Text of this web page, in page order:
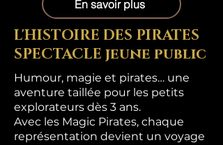
En savoir plus
L'HISTOIRE DES PIRATES
SPECTACLE jeune public
Humour, magie et pirates… une
aventure taillée pour les petits
explorateurs dès 3 ans.
Avec les Magic Pirates, chaque
représentation devient un voyage